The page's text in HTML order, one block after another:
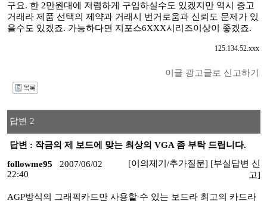
구요. 한 2만원대에 저렴하게 구입하실수도 있겠지만 역시 중고
거래라 제품 선택의 제약과 거래시 번거로움과 신뢰도 문제가 있
을수도 있겠죠. 가능하다면 지포스6XXX시리즈이상이 좋겠죠.
125.134.52.xxx
이글 광고글로 신고하기
답변 2
답변 : 작금의 제 보드에 맞는 최상의 VGA 좀 부탁 드립니다.
followme95
2007/06/02
22:40
[이의제기/추가질문] [부실답변 신
고]
AGP방식의 그래픽카드만 사용할 수 있는 보드라 최고의 카드라